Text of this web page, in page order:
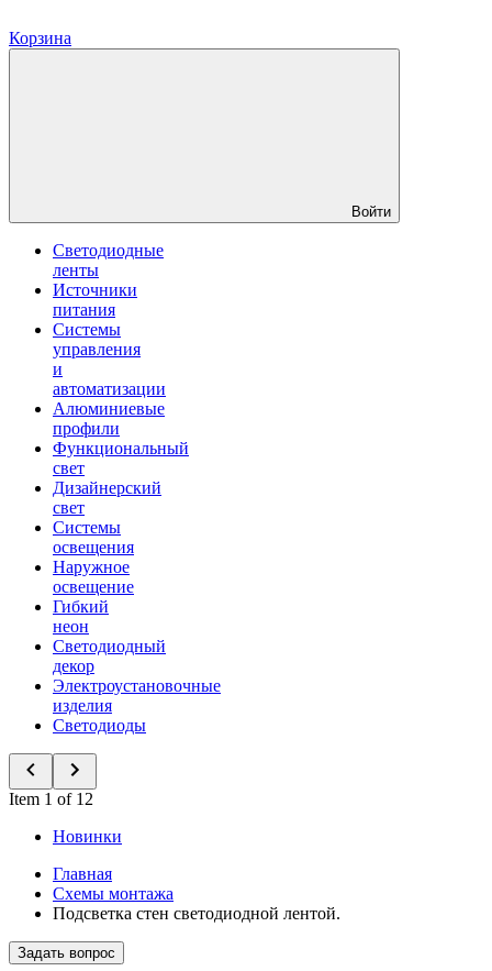
Корзина
Войти
Светодиодные
ленты
Источники
питания
Системы
управления
и
автоматизации
Алюминиевые
профили
Функциональный
свет
Дизайнерский
свет
Системы
освещения
Наружное
освещение
Гибкий
неон
Светодиодный
декор
Электроустановочные
изделия
Светодиоды
Item 1 of 12
Новинки
Главная
Схемы монтажа
Подсветка стен светодиодной лентой.
Задать вопрос